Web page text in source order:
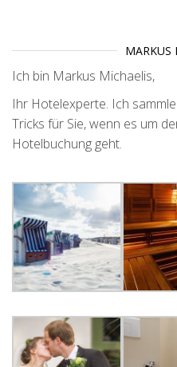
MARKUS
Ich bin Markus Michaelis,
Ihr Hotelexperte. Ich
Tricks für Sie, wenn es um
Hotelbuchung geht.